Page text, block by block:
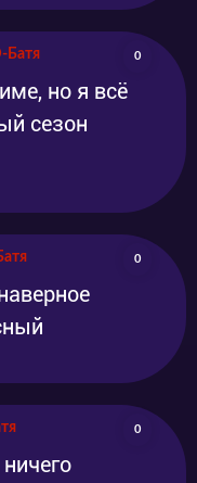
Батя 0
но я всё
сезон
0
0